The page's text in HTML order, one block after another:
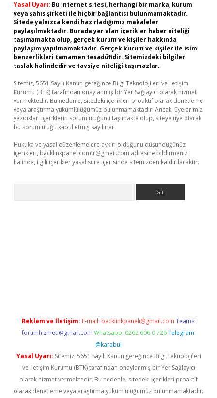
Yasal Uyarı: Bu internet sitesi, herhangi bir marka, kurum
veya şahıs şirketi ile hiçbir bağlantısı bulunmamaktadır.
Sitede yalnızca kendi hazırladığımız makaleler
paylaşılmaktadır. Burada yer alan içerikler haber niteliği
taşımamakta olup, gerçek kurum ve kişiler hakkında
paylaşım yapılmamaktadır. Gerçek kurum ve kişiler ile isim
benzerlikleri tamamen tesadüfidir. Sitemizdeki bilgiler
taslak halindedir ve tavsiye niteliği taşımazlar.
Sitemiz, 5651 Sayılı Kanun gereğince Bilgi Teknolojileri ve İletişim
Kurumu (BTK) tarafından onaylanmış bir Yer Sağlayıcı olarak hizmet
vermektedir. Bu nedenle, sitedeki içerikleri proaktif olarak denetleme
veya araştırma yükümlülüğümüz bulunmamaktadır. Ancak, üyelerimiz
yazdıkları içeriklerin sorumluluğunu taşımakta olup, siteye üye olarak
bu sorumluluğu kabul etmiş sayılırlar.
Hukuka ve yasal düzenlemelere aykırı olduğunu düşündüğünüz
içerikleri, backlinkpanelicomtr@gmail.com adresine bildirmeniz
halinde, ilgili içerikler yasal süre içerisinde sitemizden kaldırılacaktır.
Reklam ve İletişim: E-mail: backlinkpaneli@gmail.com Teams:
forumhizmeti@gmail.com Whatsapp: 0262 606 0 726 Telegram:
@karabul
Yasal Uyarı: Sitemiz, 5651 Sayılı Kanun gereğince Bilgi Teknolojileri
ve İletişim Kurumu (BTK) tarafından onaylanmış bir Yer Sağlayıcı
olarak hizmet vermektedir. Bu nedenle, sitedeki içerikleri proaktif
olarak denetleme veya araştırma yükümlülüğümüz bulunmamaktadır.